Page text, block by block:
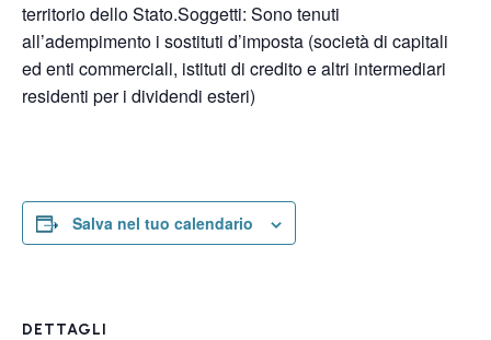
territorio dello Stato.Soggetti: Sono tenuti
all’adempimento i sostituti d’imposta (società di capitali
ed enti commerciali, istituti di credito e altri intermediari
residenti per i dividendi esteri)
Salva nel tuo calendario
DETTAGLI